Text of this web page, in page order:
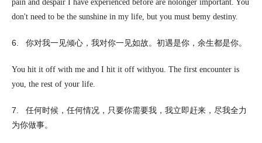
pain and despair I have experienced before are nolonger important. You
don't need to be the sunshine in my life, but you must bemy destiny.
6. 你对我一见倾心，我对你一见如故。初遇是你，余生都是你。
You hit it off with me and I hit it off withyou. The first encounter is
you, the rest of your life.
7. 任何时候，任何情况，只要你需要我，我立即赶来，尽我全力
为你做事。